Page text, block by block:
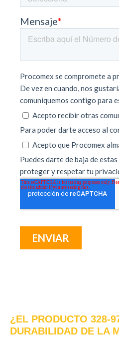
¿EL PRODUCTO 328-
DURABILIDAD DE LA